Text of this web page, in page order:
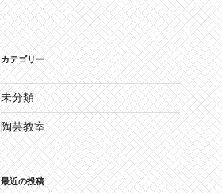
カテゴリー
未分類
陶芸教室
最近の投稿